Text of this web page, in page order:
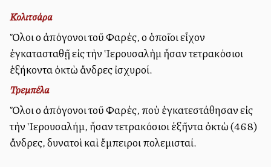
Κολιτσάρα
Ὅλοι οἱ ἀπόγονοι τοῦ Φαρές, οἱ ὁποῖοι εἶχον
ἐγκατασταθῇ εἰς τὴν Ἱερουσαλὴμ ἦσαν τετρακόσιοι
ἑξήκοντα ὀκτὼ ἄνδρες ἰσχυροί.
Τρεμπέλα
Ὅλοι οἱ ἀπόγονοι τοῦ Φαρές, ποὺ ἐγκατεστάθησαν εἰς
τὴν Ἱερουσαλήμ, ἦσαν τετρακόσιοι ἑξῆντα ὀκτὼ (468)
ἄνδρες, δυνατοὶ καὶ ἔμπειροι πολεμισταί.